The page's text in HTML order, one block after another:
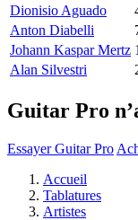
Dionisio Aguado
Anton Diabelli
Johann Kaspar Mertz
Alan Silvestri
Guitar Pro
Essayer Guitar Pro
Accueil
Tablatures
Artistes